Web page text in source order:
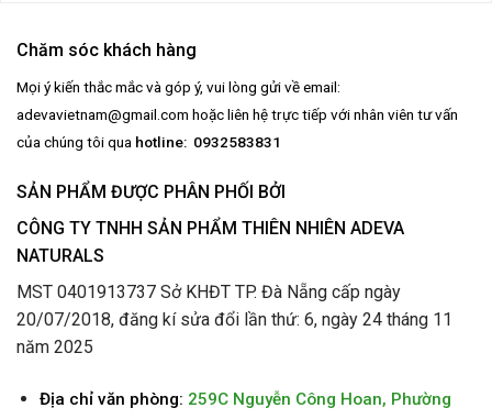
SẢN PHẨM ĐƯỢC PHÂN PHỐI BỞI
CÔNG TY TNHH SẢN PHẨM THIÊN NHIÊN ADEVA
NATURALS
MST 0401913737 Sở KHĐT TP. Đà Nẵng cấp ngày
20/07/2018, đăng kí sửa đổi lần thứ: 6, ngày 24 tháng 11
năm 2025
Địa chỉ văn phòng: 259C Nguyễn Công Hoan, Phường
Chăm sóc khách hàng
Mọi ý kiến thắc mắc và góp ý, vui lòng gửi về email:
adevavietnam@gmail.com hoặc liên hệ trực tiếp với nhân viên tư vấn
của chúng tôi qua hotline: 0932583831